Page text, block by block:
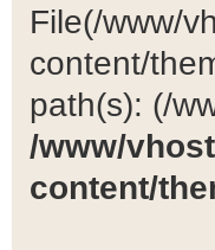
File(/www/
content/
path(s): (/
/www/
content/